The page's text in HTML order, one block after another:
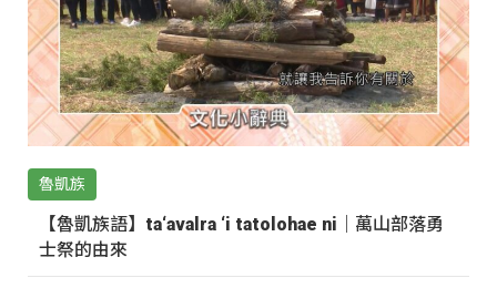
魯凱族
【魯凱族語】ta‘avalra ‘i tatolohae ni｜萬山部落勇
士祭的由來